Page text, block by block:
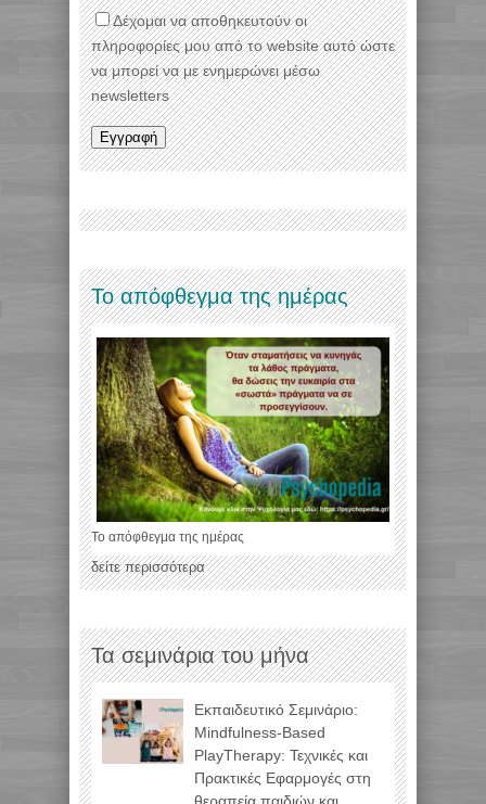
Δέχομαι να αποθηκευτούν οι
πληροφορίες μου από το website αυτό ώστε
να μπορεί να με ενημερώνει μέσω
newsletters
Το απόφθεγμα της ημέρας
Το απόφθεγμα της ημέρας
δείτε περισσότερα
Τα σεμινάρια του μήνα
Εκπαιδευτικό Σεμινάριο:
Mindfulness-Based
PlayTherapy: Τεχνικές και
Πρακτικές Εφαρμογές στη